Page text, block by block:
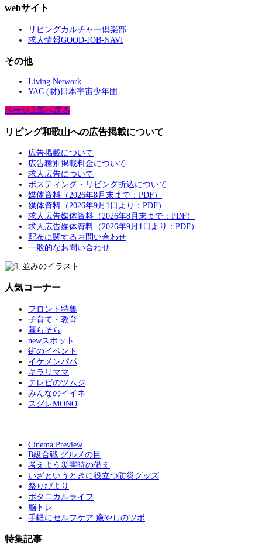
webサイト
リビングカルチャー倶楽部
求人情報GOOD-JOB-NAVI
その他
Living Network
YAC (財)日本宇宙少年団
ページ上部へ戻る
リビング和歌山への広告掲載について
広告掲載について
広告種別掲載料金について
求人広告について
ポスティング・リビング折込について
媒体資料（2026年8月末まで：PDF）
媒体資料（2026年9月1日より：PDF）
求人広告媒体資料（2026年8月末まで：PDF）
求人広告媒体資料（2026年9月1日より：PDF）
配布に関するお問い合わせ
一般的なお問い合わせ
人気コーナー
フロント特集
子育て・教育
暮らそら
newスポット
街のイベント
イケメンパパ
キラリママ
テレビのツムジ
みんなのイイネ
スグレMONO
Cinema Preview
B級合戦 グルメの目
考えよう災害時の備え
いざというときに役立つ防災グッズ
祭りびより
ボタニカルライフ
脳トレ
手軽にセルフケア 癒やしのツボ
特集記事